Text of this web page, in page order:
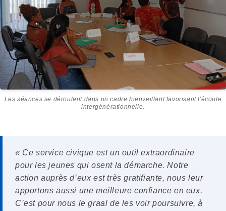
Les séances se déroulent dans un cadre bienveillant favorisant l'écoute
intergénérationnelle.
« Ce service civique est un outil extraordinaire
pour les jeunes qui osent la démarche. Notre
action auprès d’eux est très gratifiante, nous leur
apportons aussi une meilleure confiance en eux.
C’est pour nous le graal de les voir poursuivre, à